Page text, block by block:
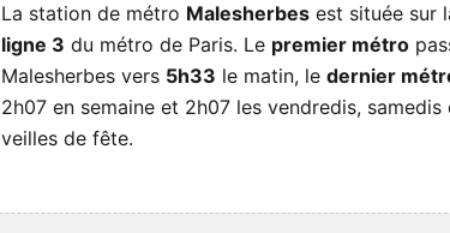
La station de métro Malesherbes est située sur
ligne 3 du métro de Paris. Le premier métro
Malesherbes vers 5h33 le matin, le dernier
2h07 en semaine et 2h07 les vendredis, samedis
veilles de fête.